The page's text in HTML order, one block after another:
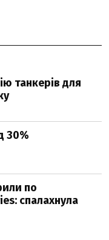
танкерів для
30%
по
спалахнула